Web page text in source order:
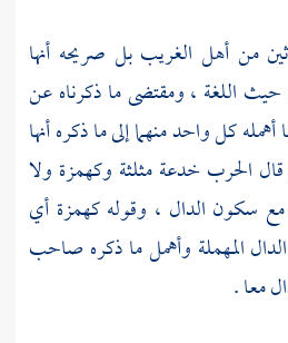
من أهل الغريب بل صريحه أنها
اللغة ، ومقتضى ما ذكرناه عن
كل واحد منهما إلى ما ذكره أنها
الحرب خدعة مثلثة وكهمزة ولا
مع سكون الدال ، وقوله كهمزة أي
المهملة وأهمل ما ذكره صاحب
معا .